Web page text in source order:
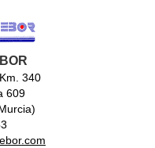
340
609